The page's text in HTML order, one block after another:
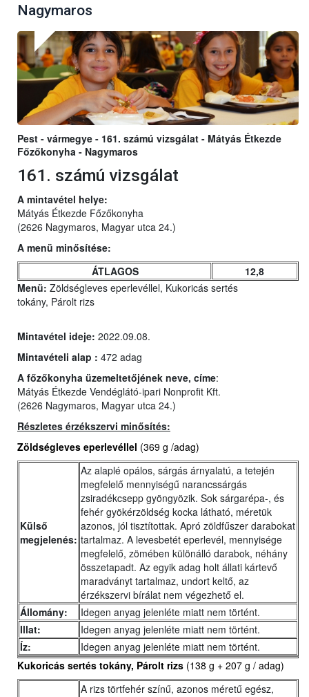
Nagymaros
Pest - vármegye - 161. számú vizsgálat - Mátyás Étkezde
Főzőkonyha - Nagymaros
161. számú vizsgálat
A mintavétel helye:
Mátyás Étkezde Főzőkonyha
(2626 Nagymaros, Magyar utca 24.)
A menü minősítése:
ÁTLAGOS
12,8
Menü: Zöldségleves eperlevéllel, Kukoricás sertés
tokány, Párolt rizs
Mintavétel ideje: 2022.09.08.
Mintavételi alap : 472 adag
A főzőkonyha üzemeltetőjének neve, címe:
Mátyás Étkezde Vendéglátó-ipari Nonprofit Kft.
(2626 Nagymaros, Magyar utca 24.)
Részletes érzékszervi minősítés:
Zöldségleves eperlevéllel (369 g /adag)
Külső
megjelenés:
Az alaplé opálos, sárgás árnyalatú, a tetején
megfelelő mennyiségű narancssárgás
zsiradékcsepp gyöngyözik. Sok sárgarépa-, és
fehér gyökérzöldség kocka látható, méretük
azonos, jól tisztítottak. Apró zöldfűszer darabokat
tartalmaz. A levesbetét eperlevél, mennyisége
megfelelő, zömében különálló darabok, néhány
összetapadt. Az egyik adag holt állati kártevő
maradványt tartalmaz, undort keltő, az
érzékszervi bírálat nem végezhető el.
Állomány:
Idegen anyag jelenléte miatt nem történt.
Illat:
Idegen anyag jelenléte miatt nem történt.
Íz:
Idegen anyag jelenléte miatt nem történt.
Kukoricás sertés tokány, Párolt rizs (138 g + 207 g / adag)
A rizs törtfehér színű, azonos méretű egész,